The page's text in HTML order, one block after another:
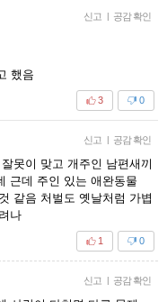
신고 | 공감 확인
했음
0
3
신고 | 공감 확인
못이 맞고 개주인 남편새끼
근데 주인 있는 애완동물
같음 처벌도 옛날처럼 가볍
나
0
1
신고 | 공감 확인